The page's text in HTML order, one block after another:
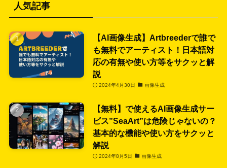
人気記事
【AI画像生成】Artbreederで誰で
も無料でアーティスト！日本語対
応の有無や使い方等をサクッと解
説
2024年4月30日 画像生成
【無料】で使えるAI画像生成サー
ビス”SeaArt”は危険じゃないの？
基本的な機能や使い方をサクッと
解説
2024年8月5日 画像生成